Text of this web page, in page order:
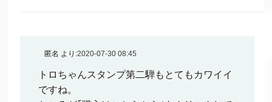
匿名 より:2020-07-30 08:45
トロちゃんスタンプ第二騨もとてもカワイイ
ですね。